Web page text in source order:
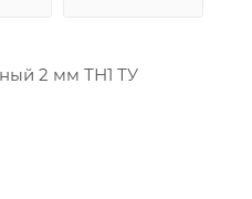
2 мм ТН1 ТУ